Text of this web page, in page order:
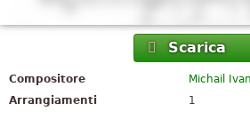
Scarica
Compositore
Michail
Arrangiamenti
1